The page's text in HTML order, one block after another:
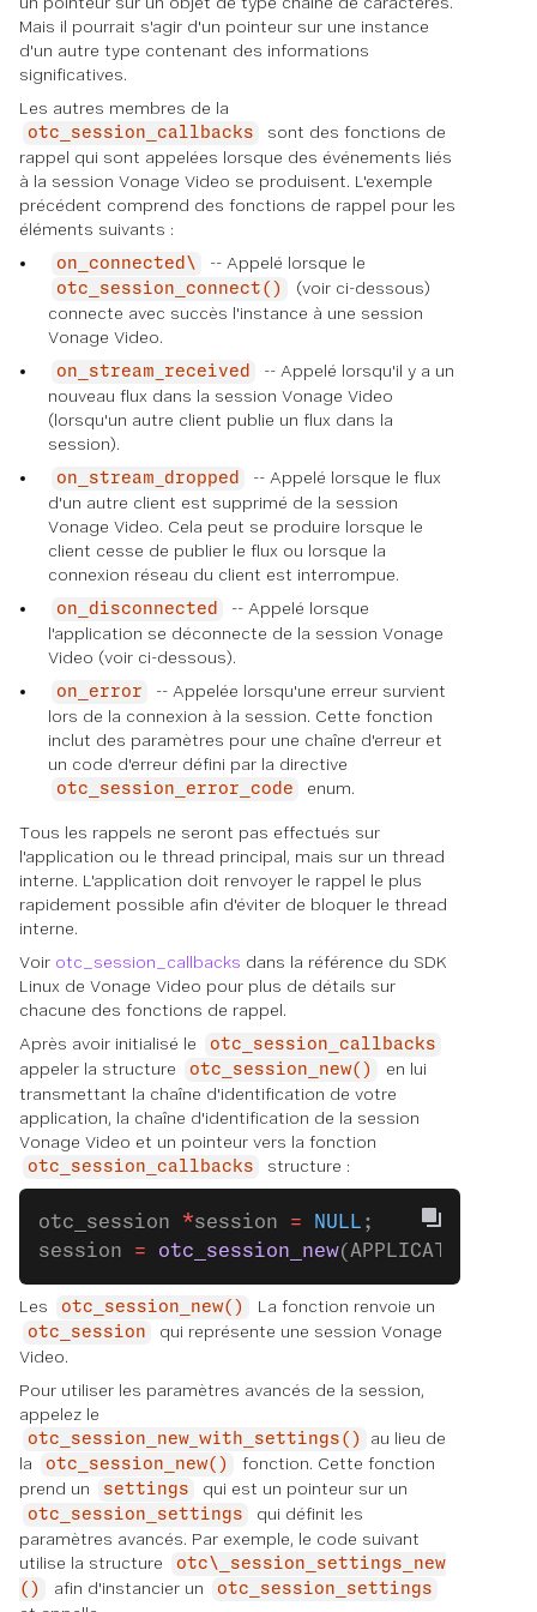
Mais il pourrait s'agir d'un pointeur sur une instance
d'un autre type contenant des informations
significatives.
Les autres membres de la
otc_session_callbacks
sont des fonctions de
rappel qui sont appelées lorsque des événements liés
à la session Vonage Video se produisent. L'exemple
précédent comprend des fonctions de rappel pour les
éléments suivants :
on_connected\ -- Appelé lorsque le
otc_session_connect()
(voir ci-dessous)
connecte avec succès l'instance à une session
Vonage Video.
on_stream_received
-- Appelé lorsqu'il y a un
nouveau flux dans la session Vonage Video
(lorsqu'un autre client publie un flux dans la
session).
on_stream_dropped
-- Appelé lorsque le flux
d'un autre client est supprimé de la session
Vonage Video. Cela peut se produire lorsque le
client cesse de publier le flux ou lorsque la
connexion réseau du client est interrompue.
on_disconnected
-- Appelé lorsque
l'application se déconnecte de la session Vonage
Video (voir ci-dessous).
on_error
-- Appelée lorsqu'une erreur survient
lors de la connexion à la session. Cette fonction
inclut des paramètres pour une chaîne d'erreur et
un code d'erreur défini par la directive
otc_session_error_code enum.
Tous les rappels ne seront pas effectués sur
l'application ou le thread principal, mais sur un thread
interne. L'application doit renvoyer le rappel le plus
rapidement possible afin d'éviter de bloquer le thread
interne.
Voir otc_session_callbacks dans la référence du SDK
Linux de Vonage Video pour plus de détails sur
chacune des fonctions de rappel.
Après avoir initialisé le
otc_session_callbacks
appeler la structure otc_session_new()
en lui
transmettant la chaîne d'identification de votre
application, la chaîne d'identification de la session
Vonage Video et un pointeur vers la fonction
otc_session_callbacks structure :
otc_session *session = NULL ;
session = otc_session_new
Les otc_session_new() La fonction renvoie un
otc_session
qui représente une session Vonage
Video.
Pour utiliser les paramètres avancés de la session,
appelez le
otc_session_new_with_settings()
au lieu de
la
otc_session_new()
fonction. Cette fonction
prend un
settings qui est un pointeur sur un
otc_session_settings
qui définit les
paramètres avancés. Par exemple, le code suivant
utilise la structure
otc\_session_settings_new
()
afin d'instancier un otc_session_settings